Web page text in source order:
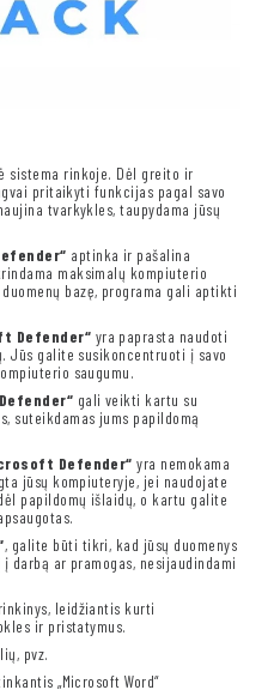
sistema rinkoje. Dėl greito ir
pritaikyti funkcijas pagal savo
tvarkykles, taupydama jūsų
aptinka ir pašalina
maksimalų kompiuterio
bazę, programa gali aptikti
Defender“ yra paprasta naudoti
Jūs galite susikoncentruoti į savo
saugumu.
gali veikti kartu su
suteikdamas jums papildomą
Defender“ yra nemokama
jūsų kompiuteryje, jei naudojate
papildomų išlaidų, o kartu galite
, galite būti tikri, kad jūsų duomenys
ar pramogas, nesijaudindami
leidžiantis kurti
ir pristatymus.
pvz.
„Microsoft Word“